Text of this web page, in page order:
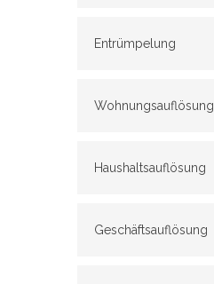
Entrümpelung
Wohnungsauflösung
Haushaltsauflösung
Geschäftsauflösung